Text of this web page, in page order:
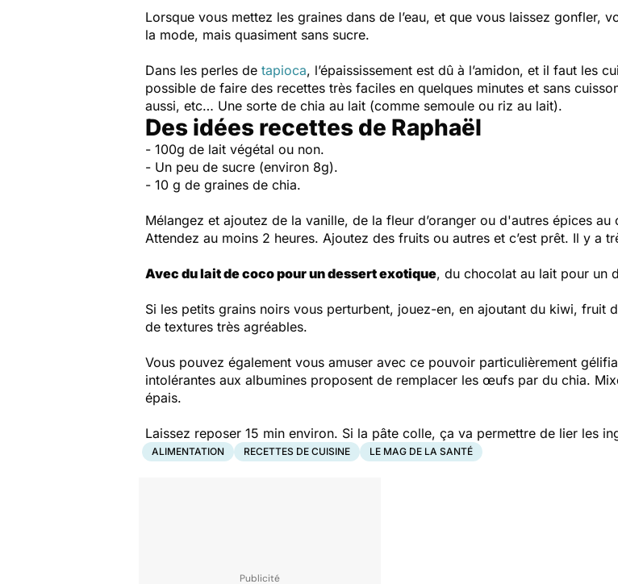
Lorsque vous mettez les graines dans de l’eau, et que vous laissez gonfler,
la mode, mais quasiment sans sucre.
Dans les perles de tapioca, l’épaississement est dû à l’amidon, et il faut les
possible de faire des recettes très faciles en quelques minutes et sans
aussi, etc… Une sorte de chia au lait (comme semoule ou riz au lait).
Des idées recettes de Raphaël
- 100g de lait végétal ou non.
- Un peu de sucre (environ 8g).
- 10 g de graines de chia.
Mélangez et ajoutez de la vanille, de la fleur d’oranger ou d'autres épices au
Attendez au moins 2 heures. Ajoutez des fruits ou autres et c’est prêt. Il y a
Avec du lait de coco pour un dessert exotique, du chocolat au lait pour un
Si les petits grains noirs vous perturbent, jouez-en, en ajoutant du kiwi, fruit
de textures très agréables.
Vous pouvez également vous amuser avec ce pouvoir particulièrement
intolérantes aux albumines proposent de remplacer les œufs par du chia.
épais.
Laissez reposer 15 min environ. Si la pâte colle, ça va permettre de lier les
ALIMENTATION RECETTES DE CUISINE LE MAG DE LA SANTÉ